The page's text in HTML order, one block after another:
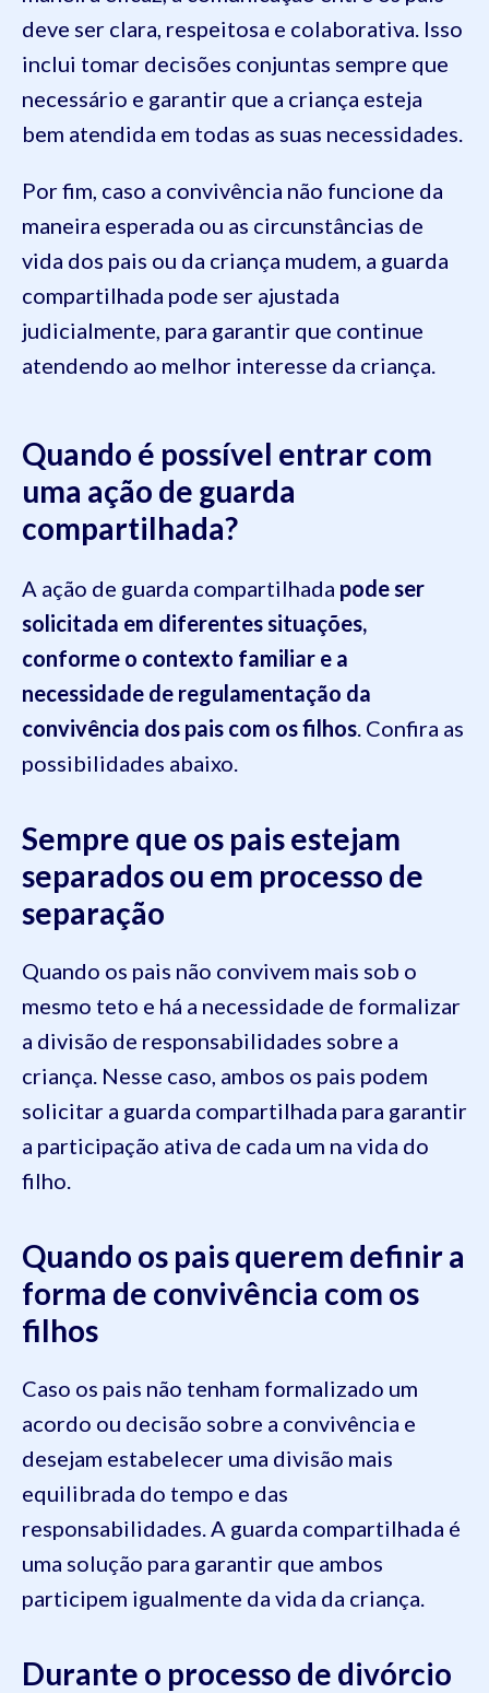
deve ser clara, respeitosa e colaborativa. Isso
inclui tomar decisões conjuntas sempre que
necessário e garantir que a criança esteja
bem atendida em todas as suas necessidades.
Por fim, caso a convivência não funcione da
maneira esperada ou as circunstâncias de
vida dos pais ou da criança mudem, a guarda
compartilhada pode ser ajustada
judicialmente, para garantir que continue
atendendo ao melhor interesse da criança.
Quando é possível entrar com
uma ação de guarda
compartilhada?
A ação de guarda compartilhada pode ser
solicitada em diferentes situações,
conforme o contexto familiar e a
necessidade de regulamentação da
convivência dos pais com os filhos . Confira as
possibilidades abaixo.
Sempre que os pais estejam
separados ou em processo de
separação
Quando os pais não convivem mais sob o
mesmo teto e há a necessidade de formalizar
a divisão de responsabilidades sobre a
criança. Nesse caso, ambos os pais podem
solicitar a guarda compartilhada para garantir
a participação ativa de cada um na vida do
filho.
Quando os pais querem definir a
forma de convivência com os
filhos
Caso os pais não tenham formalizado um
acordo ou decisão sobre a convivência e
desejam estabelecer uma divisão mais
equilibrada do tempo e das
responsabilidades. A guarda compartilhada é
uma solução para garantir que ambos
participem igualmente da vida da criança.
Durante o processo de divórcio